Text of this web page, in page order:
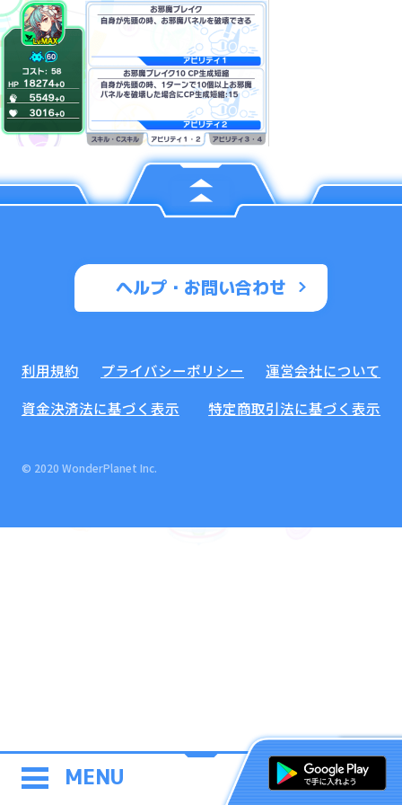
MENU
ヘルプ・お問い合わせ
利用規約 プライバシーポリシー
運営会社について
資金決済法に基づく表示
特定商取引法に基づく表示
© 2020 WonderPlanet Inc.